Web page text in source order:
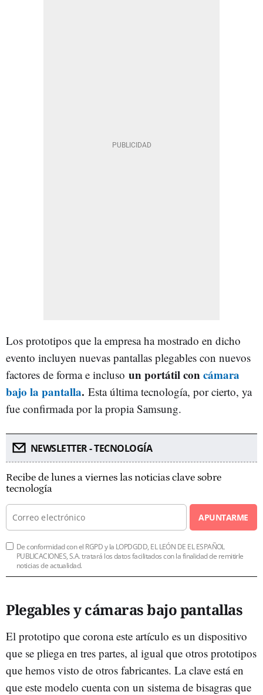
Los prototipos que la empresa ha mostrado en dicho
evento incluyen nuevas pantallas plegables con nuevos
factores de forma e incluso un portátil concámara
bajo la pantalla. Esta última tecnología, por cierto, ya
fue confirmada por la propia Samsung.
NEWSLETTER - TECNOLOGÍA
Recibe de lunes a viernes las noticias clave sobre
tecnología
APUNTARME
De conformidad con el RGPD y la LOPDGDD, EL LEÓN DE EL ESPAÑOL
PUBLICACIONES, S.A. tratará los datos facilitados con la finalidad de remitirle
noticias de actualidad.
Plegables y cámaras bajo pantallas
El prototipo que corona este artículo es un dispositivo
que se pliega en tres partes, al igual que otros prototipos
que hemos visto de otros fabricantes. La clave está en
que este modelo cuenta con un sistema de bisagras que